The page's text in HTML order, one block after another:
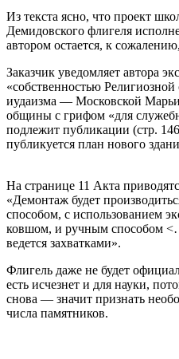
Из текста ясно, что проект
Демидовского флигеля
автором остается, к
Заказчик уведомляет автора
«собственностью
иудаизма — Московской
общины с грифом «для
подлежит публикации (стр.
публикуется план нового
На странице 11 Акта
«Демонтаж будет
способом, с использованием
ковшом, и ручным способом
ведется захватками».
Флигель даже не будет
есть исчезнет и для науки,
снова — значит признать
числа памятников.